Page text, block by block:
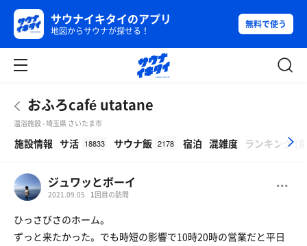
サウナイキタイのアプリ
地図からサウナが探せる！
無料で使う
おふろcafé utatane
温浴施設 - 埼玉県 さいたま市
施設情報 サ活 18833 サウナ飯 2178 宿泊 混雑度 ランキング
ジュワッとボーイ
2021.09.05 1 回目の訪問
ひっさびさのホーム。
ずっと来たかった。でも時短の影響で10時20時の営業だと平日